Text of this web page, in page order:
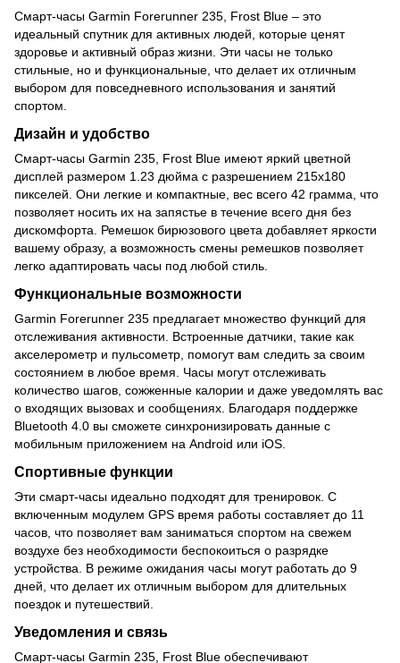
Смарт-часы Garmin Forerunner 235, Frost Blue – это
идеальный спутник для активных людей, которые ценят
здоровье и активный образ жизни. Эти часы не только
стильные, но и функциональные, что делает их отличным
выбором для повседневного использования и занятий
спортом.
Дизайн и удобство
Смарт-часы Garmin 235, Frost Blue имеют яркий цветной
дисплей размером 1.23 дюйма с разрешением 215x180
пикселей. Они легкие и компактные, вес всего 42 грамма, что
позволяет носить их на запястье в течение всего дня без
дискомфорта. Ремешок бирюзового цвета добавляет яркости
вашему образу, а возможность смены ремешков позволяет
легко адаптировать часы под любой стиль.
Функциональные возможности
Garmin Forerunner 235 предлагает множество функций для
отслеживания активности. Встроенные датчики, такие как
акселерометр и пульсометр, помогут вам следить за своим
состоянием в любое время. Часы могут отслеживать
количество шагов, сожженные калории и даже уведомлять вас
о входящих вызовах и сообщениях. Благодаря поддержке
Bluetooth 4.0 вы сможете синхронизировать данные с
мобильным приложением на Android или iOS.
Спортивные функции
Эти смарт-часы идеально подходят для тренировок. С
включенным модулем GPS время работы составляет до 11
часов, что позволяет вам заниматься спортом на свежем
воздухе без необходимости беспокоиться о разрядке
устройства. В режиме ожидания часы могут работать до 9
дней, что делает их отличным выбором для длительных
поездок и путешествий.
Уведомления и связь
Смарт-часы Garmin 235, Frost Blue обеспечивают